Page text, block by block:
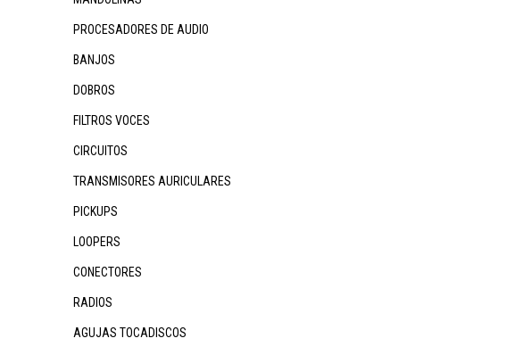
PROCESADORES DE AUDIO
BANJOS
DOBROS
FILTROS VOCES
CIRCUITOS
TRANSMISORES AURICULARES
PICKUPS
LOOPERS
CONECTORES
RADIOS
AGUJAS TOCADISCOS